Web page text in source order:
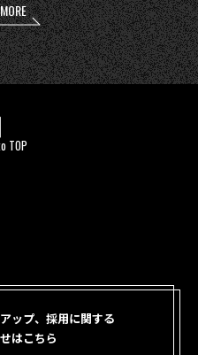
TOP
ップ、採用に関する
はこちら